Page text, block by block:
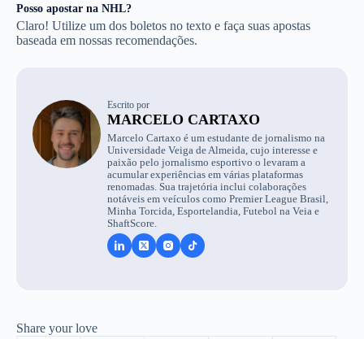
Posso apostar na NHL?
Claro! Utilize um dos boletos no texto e faça suas apostas
baseada em nossas recomendações.
Escrito por
MARCELO CARTAXO
Marcelo Cartaxo é um estudante de jornalismo na
Universidade Veiga de Almeida, cujo interesse e
paixão pelo jornalismo esportivo o levaram a
acumular experiências em várias plataformas
renomadas. Sua trajetória inclui colaborações
notáveis em veículos como Premier League Brasil,
Minha Torcida, Esportelandia, Futebol na Veia e
ShaftScore.
Share your love